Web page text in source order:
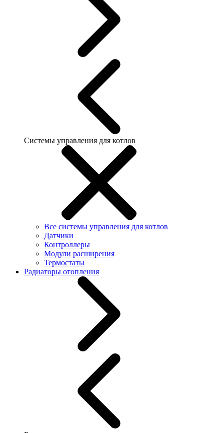
Системы управления для котлов
Все системы управления для котлов
Датчики
Контроллеры
Модули расширения
Термостаты
Радиаторы отопления